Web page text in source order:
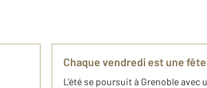
Chaque vendredi est une
L'été se poursuit à Grenoble